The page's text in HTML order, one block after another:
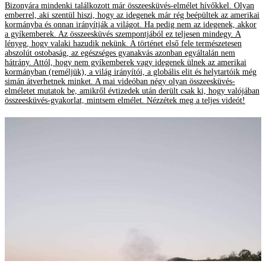
Bizonyára mindenki találkozott már összeesküvés-elmélet hívőkkel. Olyan
emberrel, aki szentül hiszi, hogy az idegenek már rég beépültek az amerikai
kormányba és onnan irányítják a világot. Ha pedig nem az idegenek, akkor
a gyíkemberek. Az összeesküvés szempontjából ez teljesen mindegy. A
lényeg, hogy valaki hazudik nekünk. A történet első fele természetesen
abszolút ostobaság, az egészséges gyanakvás azonban egyáltalán nem
hátrány. Attól, hogy nem gyíkemberek vagy idegenek ülnek az amerikai
kormányban (reméljük), a világ irányítói, a globális elit és helytartóik még
simán átverhetnek minket. A mai videóban négy olyan összeesküvés-
elméletet mutatok be, amikről évtizedek után derült csak ki, hogy valójában
összeesküvés-gyakorlat, mintsem elmélet. Nézzétek meg a teljes videót!